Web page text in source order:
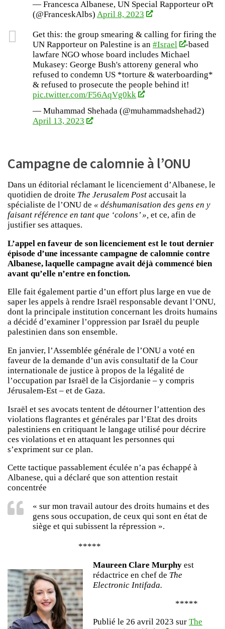
— Francesca Albanese, UN Special Rapporteur oPt
(@FranceskAlbs) April 8, 2023
Get this: the group smearing & calling for firing the
UN Rapporteur on Palestine is an #Israel
-based
lawfare NGO whose board includes Michael
Mukasey: George Bush's attoreny general who
refused to condemn US *torture & waterboarding*
& refused to prosecute the people behind it!
pic.twitter.com/F56AqVg0kk
— Muhammad Shehada (@muhammadshehad2)
April 13, 2023
Campagne de calomnie à l’ONU
Dans un éditorial réclamant le licenciement d’Albanese, le
quotidien de droite The Jerusalem Post accusait la
spécialiste de l’ONU de « déshumanisation des gens en y
faisant référence en tant que ‘colons’ », et ce, afin de
justifier ses attaques.
L’appel en faveur de son licenciement est le tout dernier
épisode d’une incessante campagne de calomnie contre
Albanese, laquelle campagne avait déjà commencé bien
avant qu’elle n’entre en fonction.
Elle fait également partie d’un effort plus large en vue de
saper les appels à rendre Israël responsable devant l’ONU,
dont la principale institution concernant les droits humains
a décidé d’examiner l’oppression par Israël du peuple
palestinien dans son ensemble.
En janvier, l’Assemblée générale de l’ONU a voté en
faveur de la demande d’un avis consultatif de la Cour
internationale de justice à propos de la légalité de
l’occupation par Israël de la Cisjordanie – y compris
Jérusalem-Est – et de Gaza.
Israël et ses avocats tentent de détourner l’attention des
violations flagrantes et générales par l’Etat des droits
palestiniens en critiquant le langage utilisé pour décrire
ces violations et en attaquant les personnes qui
s’expriment sur ce plan.
Cette tactique passablement éculée n’a pas échappé à
Albanese, qui a déclaré que son attention restait
concentrée
« sur mon travail autour des droits humains et des
gens sous occupation, de ceux qui sont en état de
siège et qui subissent la répression ».
*****
Maureen Clare Murphy est
rédactrice en chef de The
Electronic Intifada.
*****
Publié le 26 avril 2023 sur The